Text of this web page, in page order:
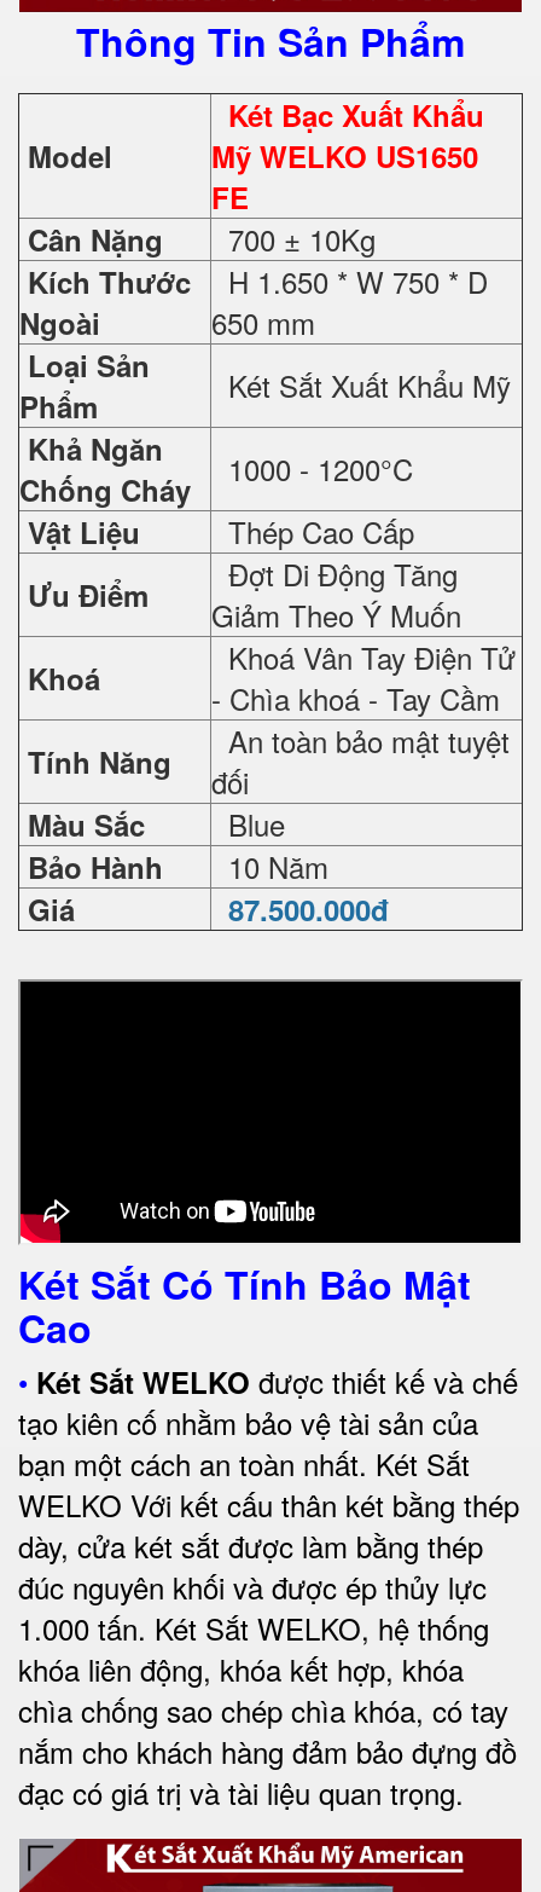
Thông Tin Sản Phẩm
Model
Két Bạc Xuất Khẩu
Mỹ WELKO US1650
FE
Cân Nặng
700 ± 10Kg
Kích Thước
Ngoài
H 1.650 * W 750 * D
650 mm
Loại Sản
Phẩm
Két Sắt Xuất Khẩu Mỹ
Khả Ngăn
Chống Cháy
1000 - 1200°C
Vật Liệu Thép Cao Cấp
Ưu Điểm
Đợt Di Động Tăng
Giảm Theo Ý Muốn
Khoá
Khoá Vân Tay Điện Tử
- Chìa khoá - Tay Cầm
Tính Năng
An toàn bảo mật tuyệt
đối
Màu Sắc Blue
Bảo Hành 10 Năm
Giá 87.500.000đ
Két Sắt Có Tính Bảo Mật
Cao
• Két Sắt WELKO được thiết kế và chế
tạo kiên cố nhằm bảo vệ tài sản của
bạn một cách an toàn nhất. Két Sắt
WELKO Với kết cấu thân két bằng thép
dày, cửa két sắt được làm bằng thép
đúc nguyên khối và được ép thủy lực
1.000 tấn. Két Sắt WELKO, hệ thống
khóa liên động, khóa kết hợp, khóa
chìa chống sao chép chìa khóa, có tay
nắm cho khách hàng đảm bảo đựng đồ
đạc có giá trị và tài liệu quan trọng.